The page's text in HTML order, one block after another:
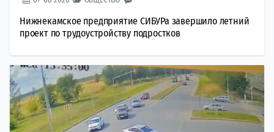
Нижнекамское предприятие СИБУРа завершило летний
проект по трудоустройству подростков